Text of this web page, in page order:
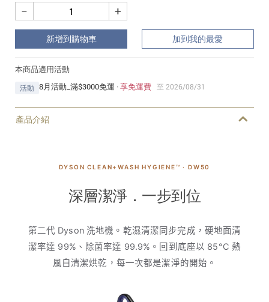
+
−
新增到購物車 加到我的最愛
本商品適用活動
活動 8月活動_滿$3000免運 ·享免運費 至 2026/08/31
產品介紹
DYSON CLEAN+WASH HYGIENE™ · DW50
深層潔淨．一步到位
第二代 Dyson 洗地機。乾濕清潔同步完成，硬地面清
潔率達 99%、除菌率達 99.9%。回到底座以 85°C 熱
風自清潔烘乾，每一次都是潔淨的開始。